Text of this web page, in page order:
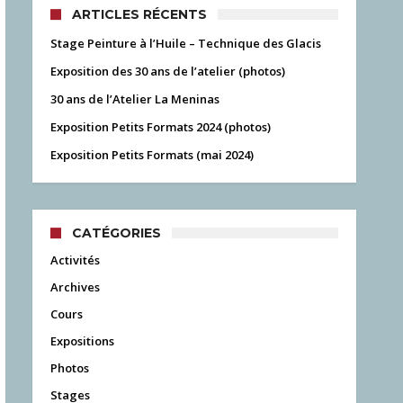
ARTICLES RÉCENTS
Stage Peinture à l’Huile – Technique des Glacis
Exposition des 30 ans de l’atelier (photos)
30 ans de l’Atelier La Meninas
Exposition Petits Formats 2024 (photos)
Exposition Petits Formats (mai 2024)
CATÉGORIES
Activités
Archives
Cours
Expositions
Photos
Stages